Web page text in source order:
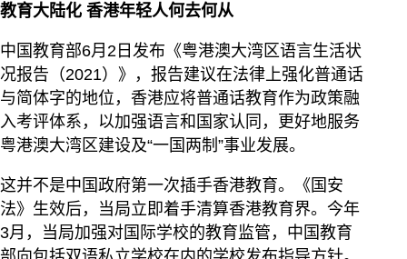
教育大陆化 香港年轻人何去何从
中国教育部6月2日发布《粤港澳大湾区语言生活状
况报告（2021）》，报告建议在法律上强化普通话
与简体字的地位，香港应将普通话教育作为政策融
入考评体系，以加强语言和国家认同，更好地服务
粤港澳大湾区建设及“一国两制”事业发展。
这并不是中国政府第一次插手香港教育。《国安
法》生效后，当局立即着手清算香港教育界。今年
3月，当局加强对国际学校的教育监管，中国教育